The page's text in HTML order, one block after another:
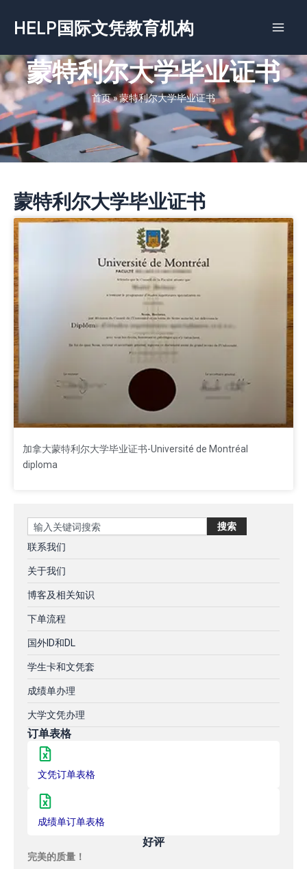
容
HELP国际文凭教育机构
蒙特利尔大学毕业证书
首页»蒙特利尔大学毕业证书
蒙特利尔大学毕业证书
加拿大蒙特利尔大学毕业证书-Université de Montréal
diploma
Search 搜索
联系我们
关于我们
博客及相关知识
下单流程
国外ID和DL
学生卡和文凭套
成绩单办理
大学文凭办理
订单表格
文凭订单表格
成绩单订单表格
好评
完美的质量！